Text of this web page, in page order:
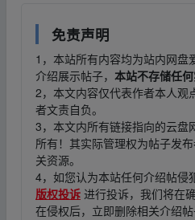
免责声明
1，本站所有内容均为站内网盘
介绍展示帖子， 本站不存储任
2，本文内容仅代表作者本人观
者文责自负。
3，本文内所有链接指向的云盘
所有！其实际管理权为帖子发
关资源。
4，如您认为本站任何介绍帖侵
版权投诉 进行投诉，我们将在
在侵权后，立即删除相关介绍帖